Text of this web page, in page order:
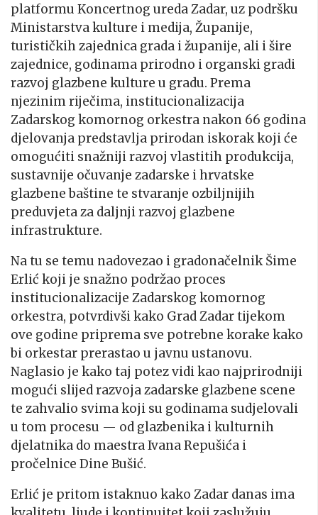
platformu Koncertnog ureda Zadar, uz podršku
Ministarstva kulture i medija, Županije,
turističkih zajednica grada i županije, ali i šire
zajednice, godinama prirodno i organski gradi
razvoj glazbene kulture u gradu. Prema
njezinim riječima, institucionalizacija
Zadarskog komornog orkestra nakon 66 godina
djelovanja predstavlja prirodan iskorak koji će
omogućiti snažniji razvoj vlastitih produkcija,
sustavnije očuvanje zadarske i hrvatske
glazbene baštine te stvaranje ozbiljnijih
preduvjeta za daljnji razvoj glazbene
infrastrukture.
Na tu se temu nadovezao i gradonačelnik Šime
Erlić koji je snažno podržao proces
institucionalizacije Zadarskog komornog
orkestra, potvrdivši kako Grad Zadar tijekom
ove godine priprema sve potrebne korake kako
bi orkestar prerastao u javnu ustanovu.
Naglasio je kako taj potez vidi kao najprirodniji
mogući slijed razvoja zadarske glazbene scene
te zahvalio svima koji su godinama sudjelovali
u tom procesu — od glazbenika i kulturnih
djelatnika do maestra Ivana Repušića i
pročelnice Dine Bušić.
Erlić je pritom istaknuo kako Zadar danas ima